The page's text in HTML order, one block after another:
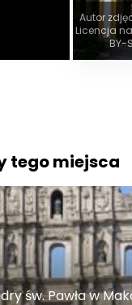
Autor
Licencja
BY-
tego miejsca
św. Pawła w